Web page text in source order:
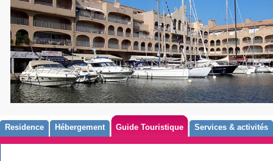
Residence Hébergement Guide Touristique Services & activités